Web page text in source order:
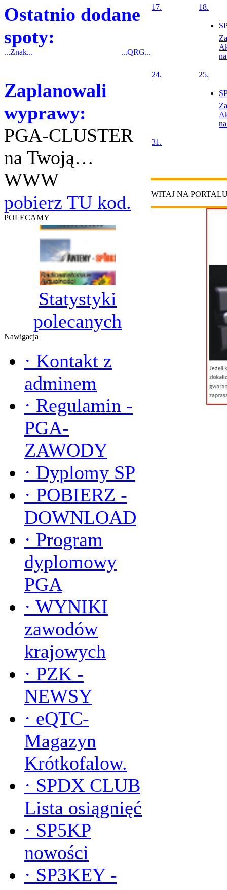
Ostatnio dodane
spoty:
...Znak... ...QRG...
Zaplanowali
wyprawy:
PGA-CLUSTER
na Twoją…
WWW
pobierz TU kod.
POLECAMY
Statystyki
polecanych
Nawigacja
· Kontakt z
adminem
· Regulamin -
PGA-
ZAWODY
· Dyplomy SP
· POBIERZ -
DOWNLOAD
· Program
dyplomowy
PGA
· WYNIKI
zawodów
krajowych
· PZK -
NEWSY
· eQTC-
Magazyn
Krótkofalow.
· SPDX CLUB
Lista osiągnięć
· SP5KP
nowości
· SP3KEY -
17. 18.
24. 25.
31.
WITAJ NA